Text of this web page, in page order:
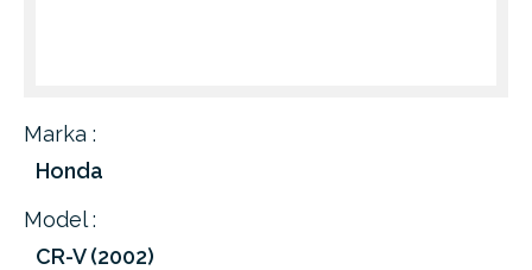
Marka :
Honda
Model :
CR-V (2002)